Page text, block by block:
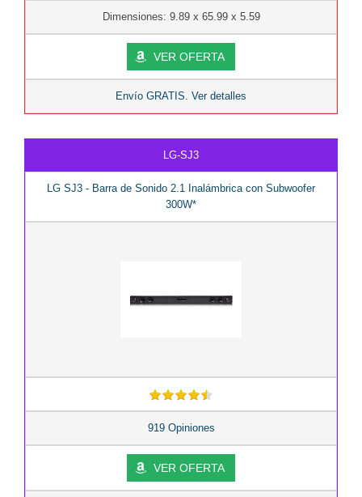
Dimensiones: 9.89 x 65.99 x 5.59
VER OFERTA
Envío GRATIS. Ver detalles
LG-SJ3
LG SJ3 - Barra de Sonido 2.1 Inalámbrica con Subwoofer
300W*
919 Opiniones
VER OFERTA